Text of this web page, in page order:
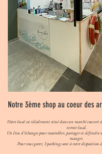
Notre 3ème shop au coeur des
Notre local est idéalement situé dans un marché
terroir local.
Un lieu d’échanges pour rassembler, partager et
manger.
Pour vous garer, 3 parkings sont à votre disposition